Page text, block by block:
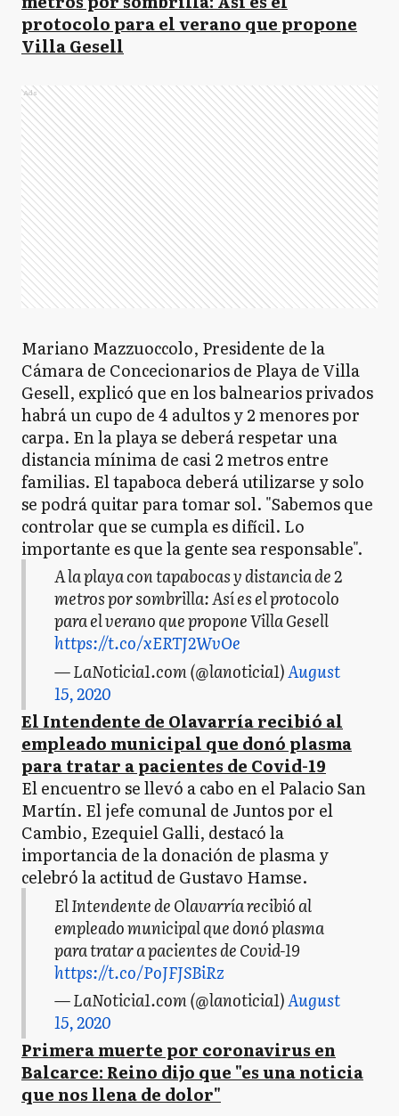
protocolo para el verano que propone
Villa Gesell
Ads
Mariano Mazzuoccolo, Presidente de la
Cámara de Concecionarios de Playa de Villa
Gesell, explicó que en los balnearios privados
habrá un cupo de 4 adultos y 2 menores por
carpa. En la playa se deberá respetar una
distancia mínima de casi 2 metros entre
familias. El tapaboca deberá utilizarse y solo
se podrá quitar para tomar sol. "Sabemos que
controlar que se cumpla es difícil. Lo
importante es que la gente sea responsable".
A la playa con tapabocas y distancia de 2
metros por sombrilla: Así es el protocolo
para el verano que propone Villa Gesell
https://t.co/xERTJ2WvOe
— LaNoticia1.com (@lanoticia1)August
15, 2020
El Intendente de Olavarría recibió al
empleado municipal que donó plasma
para tratar a pacientes de Covid-19
El encuentro se llevó a cabo en el Palacio San
Martín. El jefe comunal de Juntos por el
Cambio, Ezequiel Galli, destacó la
importancia de la donación de plasma y
celebró la actitud de Gustavo Hamse.
El Intendente de Olavarría recibió al
empleado municipal que donó plasma
para tratar a pacientes de Covid-19
https://t.co/PoJFJSBiRz
— LaNoticia1.com (@lanoticia1)August
15, 2020
Primera muerte por coronavirus en
Balcarce: Reino dijo que "es una noticia
que nos llena de dolor"